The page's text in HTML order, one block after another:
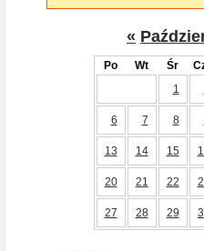
«
Po Wt Śr
1
6 7 8
13 14 15
20 21 22
27 28 29